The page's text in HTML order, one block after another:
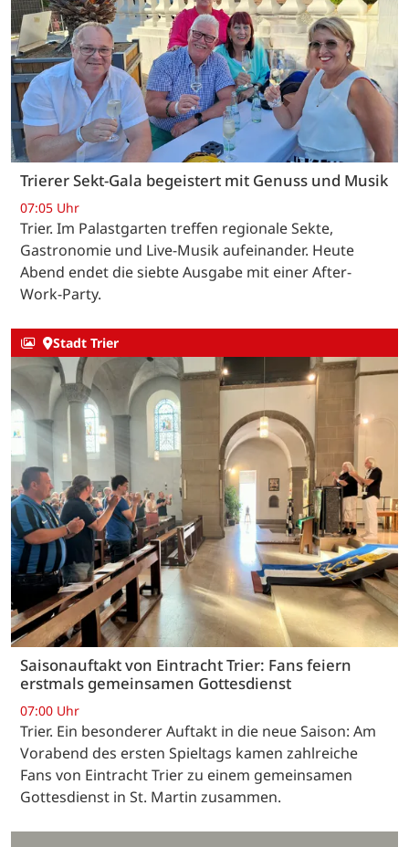
Trierer Sekt-Gala begeistert mit Genuss und Musik
07:05 Uhr
Trier. Im Palastgarten treffen regionale Sekte,
Gastronomie und Live-Musik aufeinander. Heute
Abend endet die siebte Ausgabe mit einer After-
Work-Party.
Stadt Trier
Saisonauftakt von Eintracht Trier: Fans feiern
erstmals gemeinsamen Gottesdienst
07:00 Uhr
Trier. Ein besonderer Auftakt in die neue Saison: Am
Vorabend des ersten Spieltags kamen zahlreiche
Fans von Eintracht Trier zu einem gemeinsamen
Gottesdienst in St. Martin zusammen.